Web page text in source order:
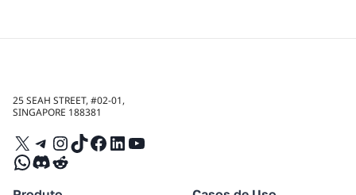
25 SEAH STREET, #02-01,
SINGAPORE 188381
X Telegram
Instagram
TikTok
Facebook
LinkedIn
YouTube
WhatsApp
Discord
Reddit